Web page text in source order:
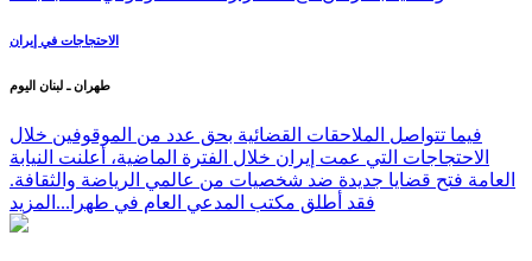
الاحتجاجات في إيران
طهران ـ لبنان اليوم
فيما تتواصل الملاحقات القضائية بحق عدد من الموقوفين خلال
الاحتجاجات التي عمت إيران خلال الفترة الماضية، أعلنت النيابة
العامة فتح قضايا جديدة ضد شخصيات من عالمي الرياضة والثقافة.
فقد أطلق مكتب المدعي العام في طهرا... المزيد